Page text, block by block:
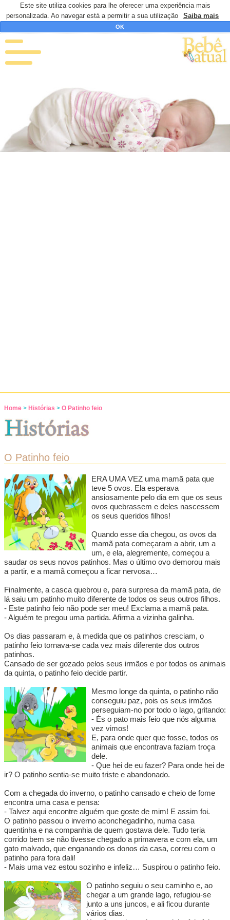
Este site utiliza cookies para lhe oferecer uma experiência mais
personalizada. Ao navegar está a permitir a sua utilização
Saiba mais
OK
Home > Histórias > O Patinho feio
O Patinho feio
ERA UMA VEZ uma mamã pata que
teve 5 ovos. Ela esperava
ansiosamente pelo dia em que os seus
ovos quebrassem e deles nascessem
os seus queridos filhos!
Quando esse dia chegou, os ovos da
mamã pata começaram a abrir, um a
um, e ela, alegremente, começou a
saudar os seus novos patinhos. Mas o último ovo demorou mais
a partir, e a mamã começou a ficar nervosa…
Finalmente, a casca quebrou e, para surpresa da mamã pata, de
lá saiu um patinho muito diferente de todos os seus outros filhos.
- Este patinho feio não pode ser meu! Exclama a mamã pata.
- Alguém te pregou uma partida. Afirma a vizinha galinha.
Os dias passaram e, à medida que os patinhos cresciam, o
patinho feio tornava-se cada vez mais diferente dos outros
patinhos.
Cansado de ser gozado pelos seus irmãos e por todos os animais
da quinta, o patinho feio decide partir.
Mesmo longe da quinta, o patinho não
conseguiu paz, pois os seus irmãos
perseguiam-no por todo o lago, gritando:
- És o pato mais feio que nós alguma
vez vimos!
E, para onde quer que fosse, todos os
animais que encontrava faziam troça
dele.
- Que hei de eu fazer? Para onde hei de
ir? O patinho sentia-se muito triste e abandonado.
Com a chegada do inverno, o patinho cansado e cheio de fome
encontra uma casa e pensa:
- Talvez aqui encontre alguém que goste de mim! E assim foi.
O patinho passou o inverno aconchegadinho, numa casa
quentinha e na companhia de quem gostava dele. Tudo teria
corrido bem se não tivesse chegado a primavera e com ela, um
gato malvado, que enganando os donos da casa, correu com o
patinho para fora dali!
- Mais uma vez estou sozinho e infeliz… Suspirou o patinho feio.
O patinho seguiu o seu caminho e, ao
chegar a um grande lago, refugiou-se
junto a uns juncos, e ali ficou durante
vários dias.